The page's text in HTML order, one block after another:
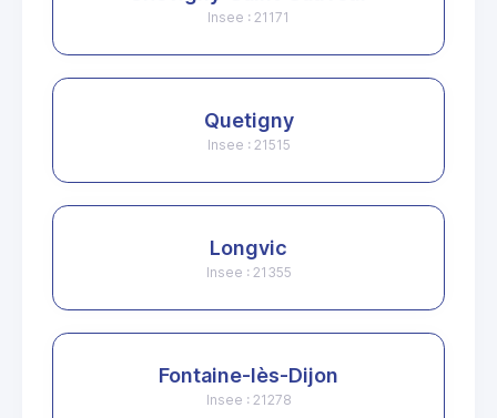
Insee : 21171
Quetigny
Insee : 21515
Longvic
Insee : 21355
Fontaine-lès-Dijon
Insee : 21278